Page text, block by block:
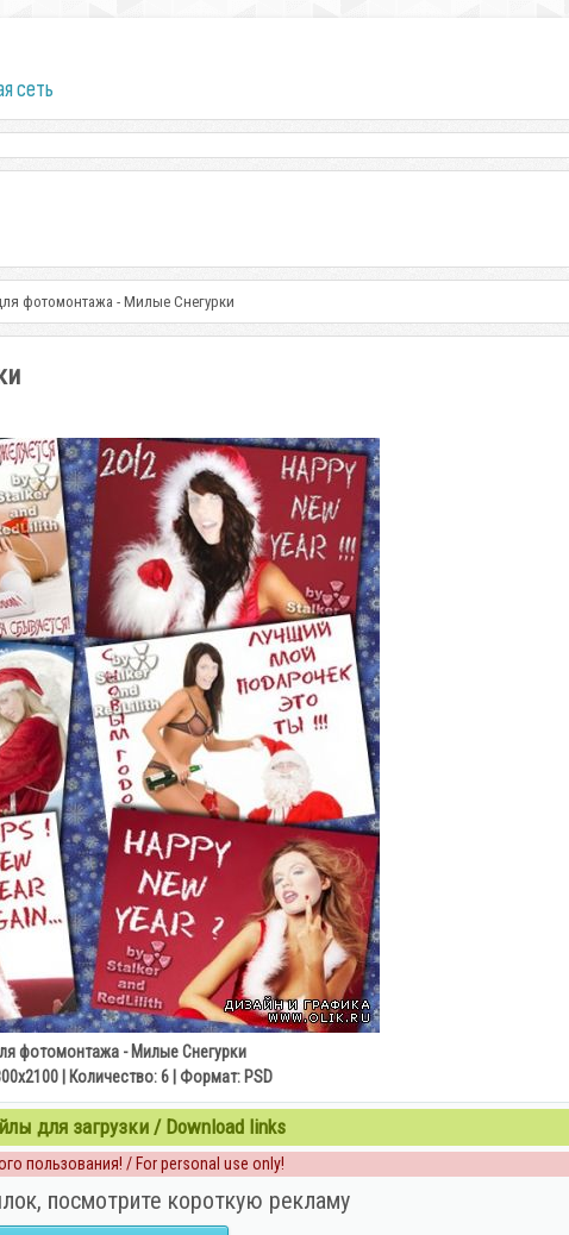
сеть
фотомонтажа - Милые Снегурки
фотомонтажа - Милые Снегурки
| Количество: 6 | Формат: PSD
для загрузки / Download links
пользования! / For personal use only!
посмотрите короткую рекламу